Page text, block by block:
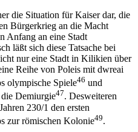
die Situation für Kaiser dar, die
Bürgerkrieg an die Macht
Anfang an eine Stadt
läßt sich diese Tatsache bei
nur eine Stadt in Kilikien über
Reihe von Poleis mit dwreai
olympische Spiele46 und
Demiurgie47. Desweiteren
230/1 den ersten
zur römischen Kolonie49.